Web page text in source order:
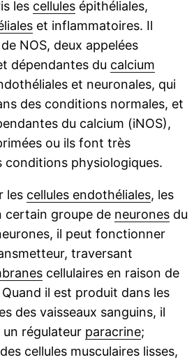
les cellulesépithéliales,
et inflammatoires. Il
NOS, deux appelées
dépendantes du calcium
et neuronales, qui
des conditions normales, et
du calcium (iNOS),
ou ils font très
conditions physiologiques.
les cellules endothéliales, les
certain groupe de neuronesdu
il peut fonctionner
traversant
cellulaires en raison de
il est produit dans les
des vaisseaux sanguins, il
régulateur paracrine;
cellules musculaires lisses,